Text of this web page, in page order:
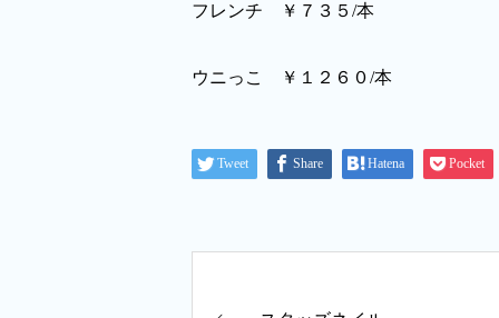
フレンチ ￥７３５/本
ウニっこ ￥１２６０/本
Tweet Share Hatena Pocket